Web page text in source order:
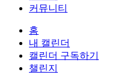
커뮤니티
홈
내 캘린더
캘린더 구독하기
챌린지